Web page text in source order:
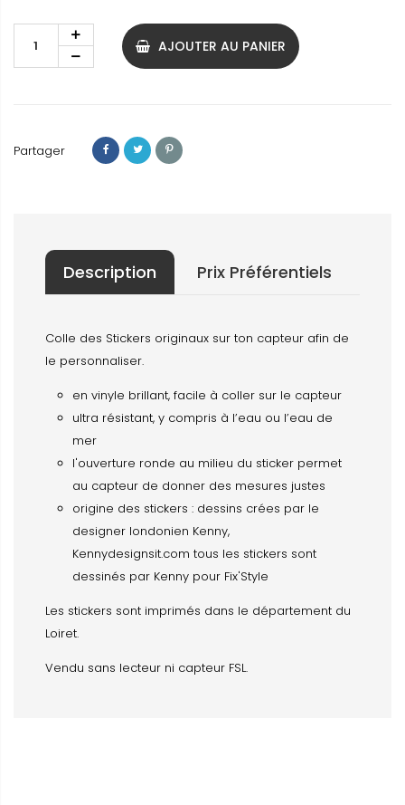
AJOUTER AU PANIER
Partager
Description Prix Préférentiels
Colle des Stickers originaux sur ton capteur afin de
le personnaliser.
en vinyle brillant, facile à coller sur le capteur
ultra résistant, y compris à l’eau ou l’eau de
mer
l'ouverture ronde au milieu du sticker permet
au capteur de donner des mesures justes
origine des stickers : dessins crées par le
designer londonien Kenny,
Kennydesignsit.com tous les stickers sont
dessinés par Kenny pour Fix'Style
Les stickers sont imprimés dans le département du
Loiret.
Vendu sans lecteur ni capteur FSL.